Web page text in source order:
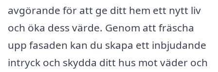
avgörande för att ge ditt hem ett nytt liv
och öka dess värde. Genom att fräscha
upp fasaden kan du skapa ett inbjudande
intryck och skydda ditt hus mot väder och